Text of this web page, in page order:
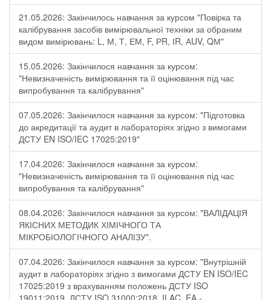
21.05.2026: Закінчилось навчання за курсом "Повірка та
калібрування засобів вимірювальної техніки за обраним
видом вимірювань: L, М, Т, ЕМ, F, РR, ІR, АUV, QМ"
15.05.2026: Закінчилося навчання за курсом:
"Невизначеність вимірювання та її оцінювання під час
випробування та калібрування"
07.05.2026: Закінчилося навчання за курсом: "Підготовка
до акредитації та аудит в лабораторіях згідно з вимогами
ДСТУ EN ISO/IEC 17025:2019"
17.04.2026: Закінчилося навчання за курсом:
"Невизначеність вимірювання та її оцінювання під час
випробування та калібрування"
08.04.2026: Закінчилося навчання за курсом: "ВАЛІДАЦІЯ
ЯКІСНИХ МЕТОДИК ХІМІЧНОГО ТА
МІКРОБІОЛОГІЧНОГО АНАЛІЗУ".
07.04.2026: Закінчилося навчання за курсом: "Внутрішній
аудит в лабораторіях згідно з вимогами ДСТУ EN ISO/IEC
17025:2019 з врахуванням положень ДСТУ ISO
19011:2019, ДСТУ ISO 31000:2018, ILAC, EA -